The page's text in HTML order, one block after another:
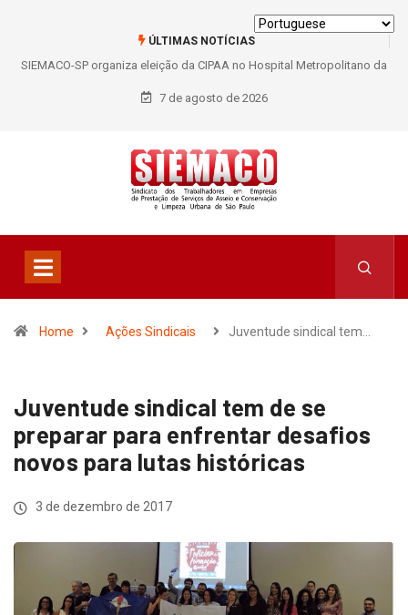
ÚLTIMAS NOTÍCIAS
SIEMACO-SP organiza eleição da CIPAA no Hospital Metropolitano da
Lapa e fortalece participação dos trabalhadores
7 de agosto de 2026
Home Ações Sindicais Juventude sindical tem…
Juventude sindical tem de se
preparar para enfrentar desafios
novos para lutas históricas
3 de dezembro de 2017